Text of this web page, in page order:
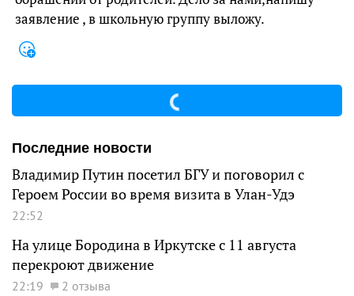
заявление , в школьную группу выложу.
Последние новости
Владимир Путин посетил БГУ и поговорил с
Героем России во время визита в Улан-Удэ
22:52
На улице Бородина в Иркутске с 11 августа
перекроют движение
22:19 2 отзыва